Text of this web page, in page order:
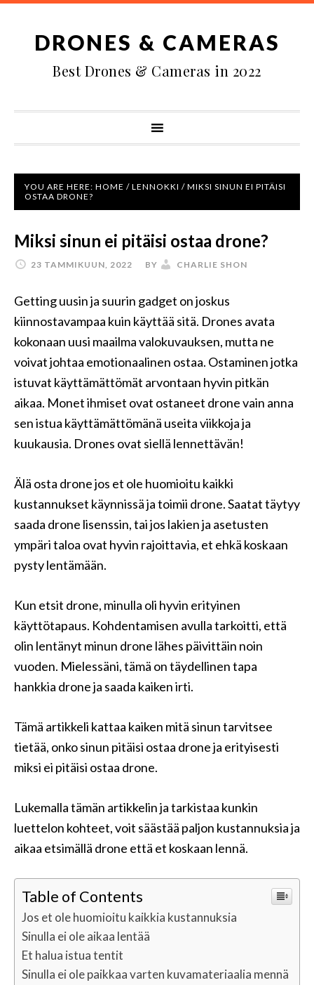
DRONES & CAMERAS
Best Drones & Cameras in 2022
YOU ARE HERE: HOME / LENNOKKI / MIKSI SINUN EI PITÄISI
OSTAA DRONE?
Miksi sinun ei pitäisi ostaa drone?
23 TAMMIKUUN, 2022 BY CHARLIE SHON
Getting uusin ja suurin gadget on joskus
kiinnostavampaa kuin käyttää sitä. Drones avata
kokonaan uusi maailma valokuvauksen, mutta ne
voivat johtaa emotionaalinen ostaa. Ostaminen jotka
istuvat käyttämättömät arvontaan hyvin pitkän
aikaa. Monet ihmiset ovat ostaneet drone vain anna
sen istua käyttämättömänä useita viikkoja ja
kuukausia. Drones ovat siellä lennettävän!
Älä osta drone jos et ole huomioitu kaikki
kustannukset käynnissä ja toimii drone. Saatat täytyy
saada drone lisenssin, tai jos lakien ja asetusten
ympäri taloa ovat hyvin rajoittavia, et ehkä koskaan
pysty lentämään.
Kun etsit drone, minulla oli hyvin erityinen
käyttötapaus. Kohdentamisen avulla tarkoitti, että
olin lentänyt minun drone lähes päivittäin noin
vuoden. Mielessäni, tämä on täydellinen tapa
hankkia drone ja saada kaiken irti.
Tämä artikkeli kattaa kaiken mitä sinun tarvitsee
tietää, onko sinun pitäisi ostaa drone ja erityisesti
miksi ei pitäisi ostaa drone.
Lukemalla tämän artikkelin ja tarkistaa kunkin
luettelon kohteet, voit säästää paljon kustannuksia ja
aikaa etsimällä drone että et koskaan lennä.
Table of Contents
Jos et ole huomioitu kaikkia kustannuksia
Sinulla ei ole aikaa lentää
Et halua istua tentit
Sinulla ei ole paikkaa varten kuvamateriaalia mennä